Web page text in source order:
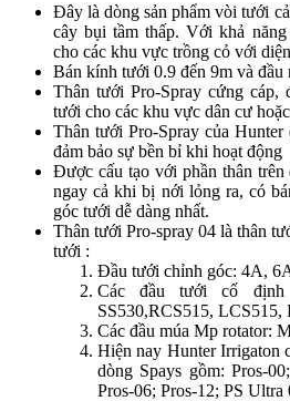
Đây là dòng sản phẩm vòi tưới
cây bụi tầm thấp. Với khả
cho các khu vực trồng cỏ với
Bán kính tưới 0.9 đến 9m và đầu
Thân tưới Pro-Spray cứng cáp,
tưới cho các khu vực dân cư
Thân tưới Pro-Spray của
đảm bảo sự bền bỉ khi hoạt động
Được cấu tạo với phần thân
ngay cả khi bị nới lỏng ra, có
góc tưới dễ dàng nhất.
Thân tưới Pro-spray 04 là thân
tưới :
Đầu tưới chỉnh góc: 4A,
Các đầu tưới cố định
SS530,RCS515, LCS515,
Các đầu múa Mp rotator:
Hiện nay Hunter Irrigaton
dòng Spays gồm: Pros-
Pros-06; Pros-12; PS